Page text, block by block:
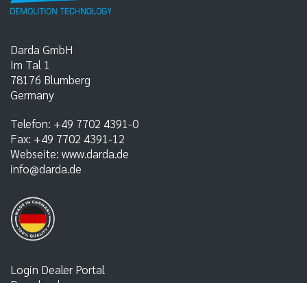
Darda GmbH
Im Tal 1
78176 Blumberg
Germany
Telefon: +49 7702 4391-0
Fax: +49 7702 4391-12
Webseite: www.darda.de
info@darda.de
Login Dealer Portal